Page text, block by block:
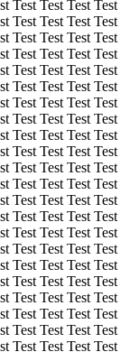
Test Test Test Test
Test Test Test Test
Test Test Test Test
Test Test Test Test
Test Test Test Test
Test Test Test Test
Test Test Test Test
Test Test Test Test
Test Test Test Test
Test Test Test Test
Test Test Test Test
Test Test Test Test
Test Test Test Test
Test Test Test Test
Test Test Test Test
Test Test Test Test
Test Test Test Test
Test Test Test Test
Test Test Test Test
Test Test Test Test
Test Test Test Test
Test Test Test Test